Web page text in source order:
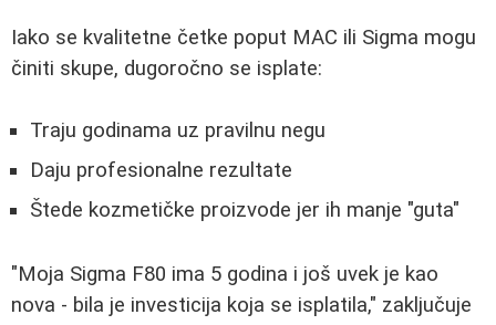
Iako se kvalitetne četke poput MAC ili Sigma mogu
činiti skupe, dugoročno se isplate:
Traju godinama uz pravilnu negu
Daju profesionalne rezultate
Štede kozmetičke proizvode jer ih manje "guta"
"Moja Sigma F80 ima 5 godina i još uvek je kao
nova - bila je investicija koja se isplatila," zaključuje